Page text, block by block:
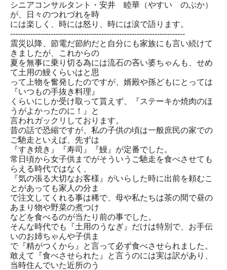
シニアコンサルタント・安井 睦華（やすい のぶか）
が、日々のつれづれを時
には楽しく、時には怒り、時には涙で語ります。
---------------------------------------------------------------------
震災以降、節電だ節約だと自分にも家族にも言い続けて
きましたが、これからの
夏を無事に乗り切る為には流石の吝い婆ちゃんも、せめ
て土用の鰻くらいはと思
って上物を奮発したのですが、婿殿や孫どもにとっては
『いつもの手抜き料理』
くらいにしか受け取って貰えず、『ステーキか焼肉のほ
うがよかったのに！』と
言われガックリしております。
昔の話で恐縮ですが、私の子供の頃は一般庶民の家での
ご馳走といえば、先ずは
『すき焼き』『寿司』『鰻』が定番でした。
常日頃から女子供までがそういうご馳走を食べさせても
らえる時代ではなく、
『気の張る大切なお客様』がいらした時に出前を頼むこ
とがあっても家人の分ま
で注文してくれる事は稀で、母や私たちは茶の間で昼の
あまり物や野菜の煮つけ
などを食べるのが当たり前の事でした。
そんな時代でも『土用のうなぎ』だけは特別で、お手伝
いのお姉ちゃんや子供ま
で『精がつくから』と言って必ず食べさせられました。
敢えて『食べさせられた』と言うのには実は訳があり、
当時住んでいた近所のう